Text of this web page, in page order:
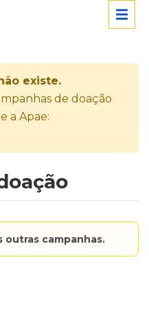
existe.
de doação
a Apae:
outras campanhas.